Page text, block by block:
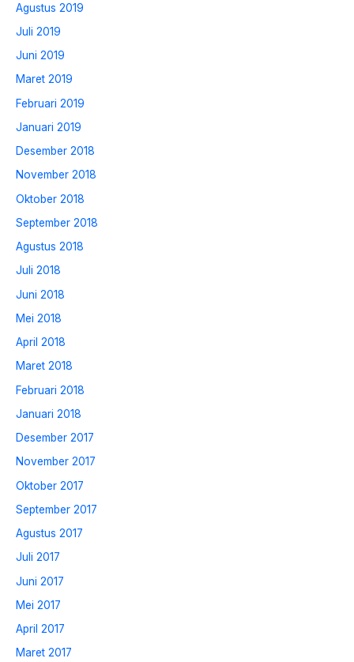
Agustus 2019
Juli 2019
Juni 2019
Maret 2019
Februari 2019
Januari 2019
Desember 2018
November 2018
Oktober 2018
September 2018
Agustus 2018
Juli 2018
Juni 2018
Mei 2018
April 2018
Maret 2018
Februari 2018
Januari 2018
Desember 2017
November 2017
Oktober 2017
September 2017
Agustus 2017
Juli 2017
Juni 2017
Mei 2017
April 2017
Maret 2017